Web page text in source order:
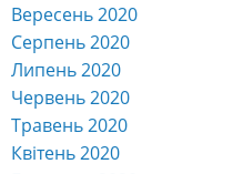
Вересень 2020
Серпень 2020
Липень 2020
Червень 2020
Травень 2020
Квітень 2020